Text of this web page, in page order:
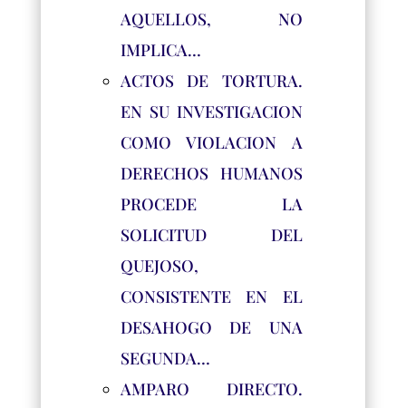
AQUELLOS, NO
IMPLICA…
ACTOS DE TORTURA.
EN SU INVESTIGACION
COMO VIOLACION A
DERECHOS HUMANOS
PROCEDE LA
SOLICITUD DEL
QUEJOSO,
CONSISTENTE EN EL
DESAHOGO DE UNA
SEGUNDA…
AMPARO DIRECTO.